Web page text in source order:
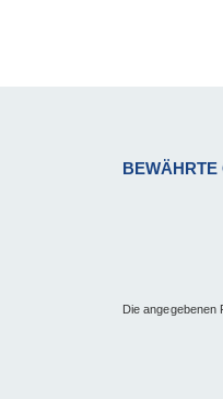
Die angegebenen